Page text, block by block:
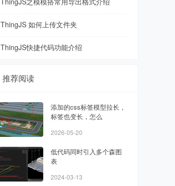
ThingJS 如何上传文件夹
ThingJS快捷代码功能介绍
推荐阅读
添加的css标签模型拉长，
标签也变长，怎么
2026-05-20
低代码同时引入多个森图
表
2024-03-13